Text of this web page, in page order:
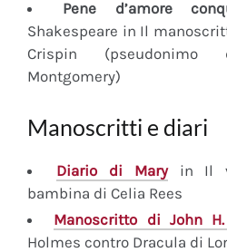
Pene d’amore
Shakespeare in Il
Crispin
Montgomery)
Manoscritti e diari
Diariodi Maryin Il
bambina di Celia Rees
Manoscritto di John
Holmes contro Dracula di